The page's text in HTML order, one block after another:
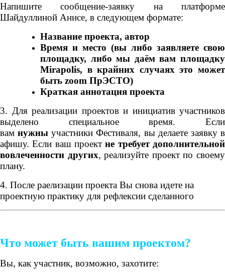
Напишите сообщение-заявку на платформе
Шайдуллиной Анисе, в следующем формате:
Название проекта, автор
Время и место (вы либо заявляете свою
площадку, либо мы даём вам площадку
Mirapolis, в крайних случаях это может
быть zoom ПрЭСТО)
Краткая аннотация проекта
3. Для реализации проектов и инициатив участников
выделено специальное время. Если
вамнужны участники Фестиваля, вы делаете заявку в
афишу. Если ваш проектне требует дополнительной
вовлеченности других, реализуйте проект по своему
плану.
4. После раелизации проекта Вы снова идете на
проектную практику для рефлексии сделанного
Что может быть вашим проектом?
Вы, как участник, возможно, захотите: